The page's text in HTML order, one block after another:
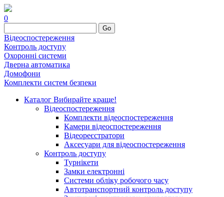
0
Go
Відеоспостереження
Контроль доступу
Охоронні системи
Дверна автоматика
Домофони
Комплекти систем безпеки
Каталог Вибирайте краще!
Відеоспостереження
Комплекти відеоспостереження
Камери відеоспостереження
Відеореєстратори
Аксесуари для відеоспостереження
Контроль доступу
Турнікети
Замки електронні
Системи обліку робочого часу
Автотранспортний контроль доступу